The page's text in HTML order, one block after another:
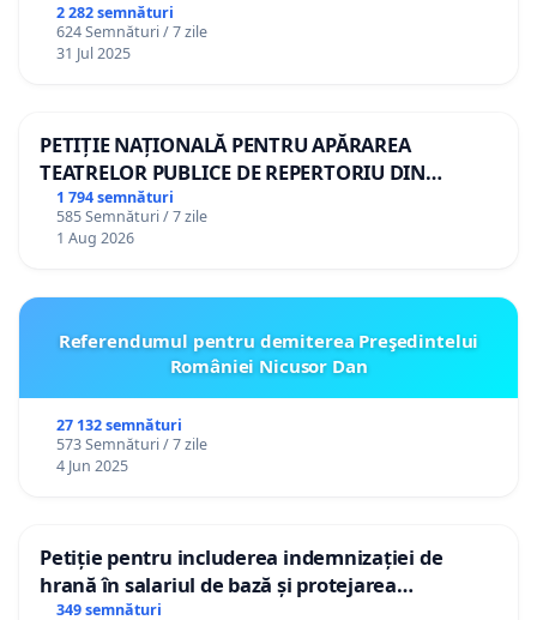
2 282 semnături
624 Semnături / 7 zile
31 Jul 2025
PETIȚIE NAȚIONALĂ PENTRU APĂRAREA
TEATRELOR PUBLICE DE REPERTORIU DIN
ROMÂNIA
1 794 semnături
585 Semnături / 7 zile
1 Aug 2026
Referendumul pentru demiterea Preşedintelui
României Nicusor Dan
27 132 semnături
573 Semnături / 7 zile
4 Jun 2025
Petiție pentru includerea indemnizației de
hrană în salariul de bază și protejarea
gradațiilor de vechime pentru asistenții
349 semnături